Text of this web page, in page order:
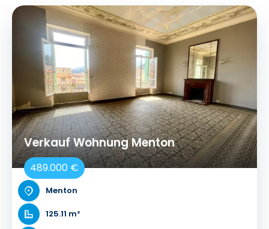
Verkauf Wohnung Menton
489.000 €
Menton
125.11 m²